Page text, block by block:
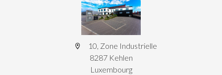
10, Zone Industrielle
8287 Kehlen
Luxembourg